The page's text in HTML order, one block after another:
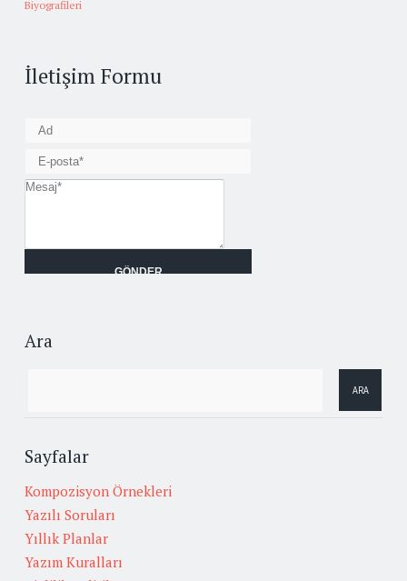
Biyografileri
İletişim Formu
Ara
Sayfalar
Kompozisyon Örnekleri
Yazılı Soruları
Yıllık Planlar
Yazım Kuralları